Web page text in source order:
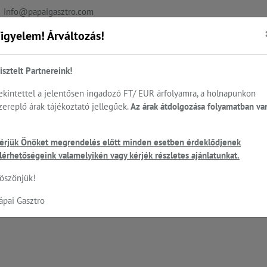
info@papaigasztro.com
REFERENCIÁK AKTUÁLIS
Sütés - főzés Cukrászat... Mosogatás
tepsik, sütőlemezek, állványok... UNOX - látvány sütők
TOUCH - Rossella.MATIC
Árváltozás!
Partnereink!
a jelentősen ingadozó FT/ EUR árfolyamra, a holnapunkon
árak tájékoztató jellegűek. Az árak átdolgozása folyamatban
Önöket megrendelés előtt minden esetben érdeklődjenek
valamelyikén vagy kérjék részletes ajánlatunkat.
Gasztro